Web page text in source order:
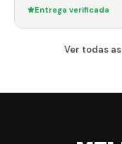
Entrega verificada
Ver todas